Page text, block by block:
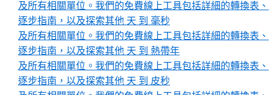
及所有相關單位。我們的免費線上工具包括詳細的轉換表、
逐步指南，以及探索其他 天 到 毫秒
及所有相關單位。我們的免費線上工具包括詳細的轉換表、
逐步指南，以及探索其他 天 到 熱帶年
及所有相關單位。我們的免費線上工具包括詳細的轉換表、
逐步指南，以及探索其他 天 到 皮秒